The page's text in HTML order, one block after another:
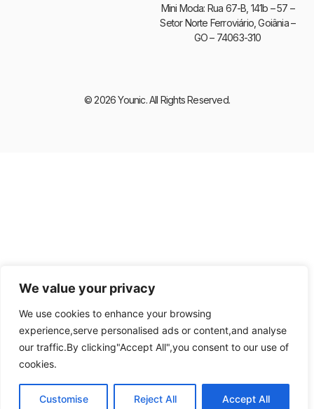
We value your privacy
We use cookies to enhance your browsing
experience,serve personalised ads or content,and analyse
our traffic.By clicking"Accept All",you consent to our use of
cookies.
Customise Reject All Accept All
Mini Moda: Rua 67-B, 141b – 57 –
Setor Norte Ferroviário, Goiânia –
GO – 74063-310
© 2026 Younic. All Rights Reserved.